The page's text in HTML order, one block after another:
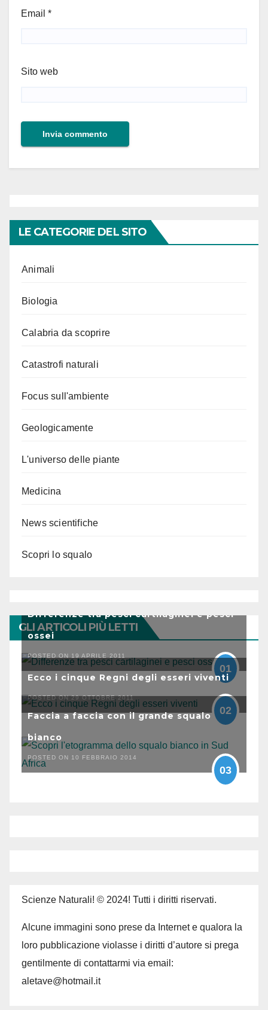
Email *
Sito web
LE CATEGORIE DEL SITO
Animali
Biologia
Calabria da scoprire
Catastrofi naturali
Focus sull'ambiente
Geologicamente
L'universo delle piante
Medicina
News scientifiche
Scopri lo squalo
GLI ARTICOLI PIÙ LETTI
Differenze tra pesci cartilaginei e pesci
ossei
POSTED ON 19 APRILE 2011
01
Ecco i cinque Regni degli esseri viventi
POSTED ON 29 OTTOBRE 2011
02
Faccia a faccia con il grande squalo
bianco
POSTED ON 10 FEBBRAIO 2014
03
Scienze Naturali! © 2024! Tutti i diritti riservati.
Alcune immagini sono prese da Internet e qualora la
loro pubblicazione violasse i diritti d’autore si prega
gentilmente di contattarmi via email:
aletave@hotmail.it